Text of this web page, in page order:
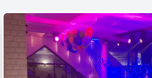
השונים ולקרוא בקלות את כל המידע
אתכם לקרוא את המידע שאספנו
את המקום המושלם בשבילכם